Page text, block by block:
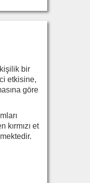
bir
etkisine,
göre
et